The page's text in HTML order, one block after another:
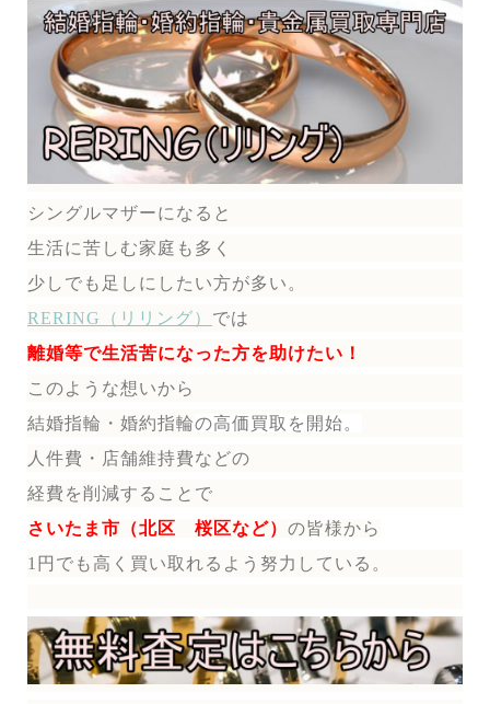
シングルマザーになると
生活に苦しむ家庭も多く
少しでも足しにしたい方が多い。
RERING（リリング） では
離婚等で生活苦になった方を助けたい！
このような想いから
結婚指輪・婚約指輪の高価買取を開始。
人件費・店舗維持費などの
経費を削減することで
さいたま市（北区 桜区など） の皆様から
1円でも高く買い取れるよう努力している。